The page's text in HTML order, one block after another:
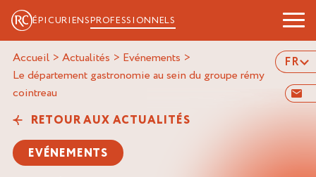
ÉPICURIENSPROFESSIONNELS
FR
Accueil > Actualités > Evénements >
le département gastronomie au sein du groupe rémy
cointreau
RETOUR AUX ACTUALITÉS
EVÉNEMENTS